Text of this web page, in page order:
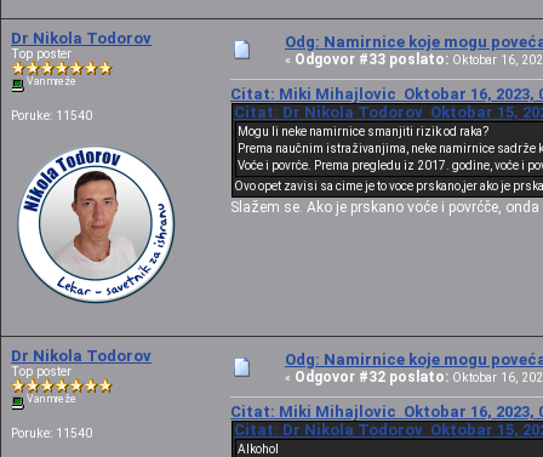
Dr Nikola Todorov
Top poster
Van mreže
Poruke: 11540
Odg: Namirnice koje mogu
« Odgovor #33 poslato: Oktobar 16,
Citat: Miki Mihajlovic Oktobar 16, 2023,
Citat: Dr Nikola Todorov Oktobar 15,
Mogu li neke namirnice smanjiti rizik od raka?
Prema naučnim istraživanjima, neke namirnice sadrže
Voće i povrće. Prema pregledu iz 2017. godine, voće i
Ovo opet zavisi sa cime je to voce prskano,jer ako je
Slažem se. Ako je prskano voće i povrćče,
Dr Nikola Todorov
Top poster
Van mreže
Poruke: 11540
Odg: Namirnice koje mogu
« Odgovor #32 poslato: Oktobar 16,
Citat: Miki Mihajlovic Oktobar 16, 2023,
Citat: Dr Nikola Todorov Oktobar 15,
Alkohol